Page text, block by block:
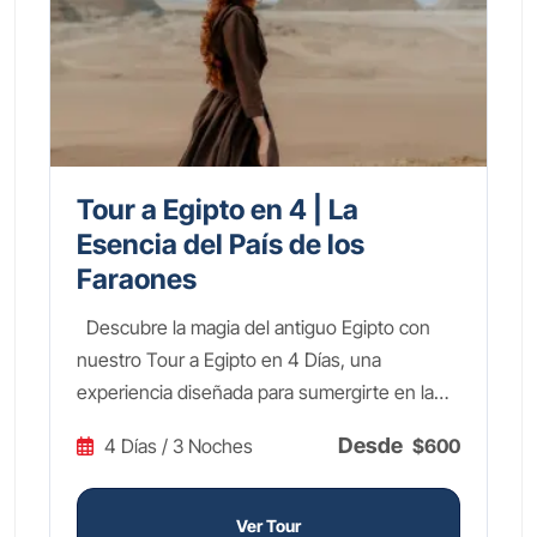
Tour a Egipto en 4 | La
Esencia del País de los
Faraones
Descubre la magia del antiguo Egipto con
nuestro Tour a Egipto en 4 Días, una
experiencia diseñada para sumergirte en la
fascinantes de la historia. Explora las
monumentales Pirámides de Guiza y la
enigmática Esfinge, maravíllate con los
4 Días / 3 Noches Desde $600
Ver Tour